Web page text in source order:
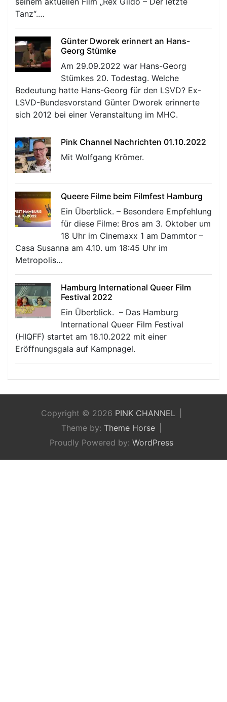
Tanz“.…
Günter Dworek erinnert an Hans-
Georg Stümke
Am 29.09.2022 war Hans-Georg
Stümkes 20. Todestag. Welche
Bedeutung hatte Hans-Georg für den LSVD? Ex-
LSVD-Bundesvorstand Günter Dworek erinnerte
sich 2012 bei einer Veranstaltung im MHC.
Pink Channel Nachrichten 01.10.2022
Mit Wolfgang Krömer.
Queere Filme beim Filmfest Hamburg
Ein Überblick. – Besondere Empfehlung
für diese Filme: Bros am 3. Oktober um
18 Uhr im Cinemaxx 1 am Dammtor –
Casa Susanna am 4.10. um 18:45 Uhr im
Metropolis…
Hamburg International Queer Film
Festival 2022
Ein Überblick. – Das Hamburg
International Queer Film Festival
(HIQFF) startet am 18.10.2022 mit einer
Eröffnungsgala auf Kampnagel.
Copyright © 2026 PINK CHANNEL
Theme by: Theme Horse
Proudly Powered by: WordPress